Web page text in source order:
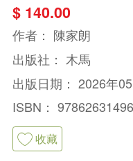
$ 140.00
作者： 陳家朗
出版社： 木馬
出版日期： 2026年
ISBN：
收藏